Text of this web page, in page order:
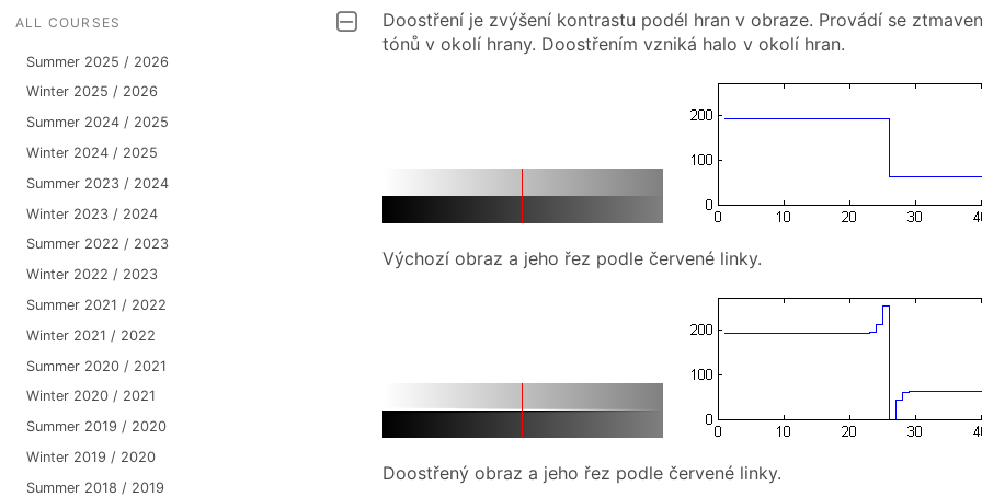
ALL COURSES
Summer 2025 / 2026
Winter 2025 / 2026
Summer 2024 / 2025
Winter 2024 / 2025
Summer 2023 / 2024
Winter 2023 / 2024
Summer 2022 / 2023
Winter 2022 / 2023
Summer 2021 / 2022
Winter 2021 / 2022
Summer 2020 / 2021
Winter 2020 / 2021
Summer 2019 / 2020
Winter 2019 / 2020
Summer 2018 / 2019
Doostření je zvýšení kontrastu podél hran v obraze. Provádí se
tónů v okolí hrany. Doostřením vzniká halo v okolí hran.
Výchozí obraz a jeho řez podle červené linky.
Doostřený obraz a jeho řez podle červené linky.